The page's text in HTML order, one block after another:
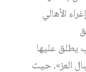
الأهالي
يطلق عليها
العز»، حيث